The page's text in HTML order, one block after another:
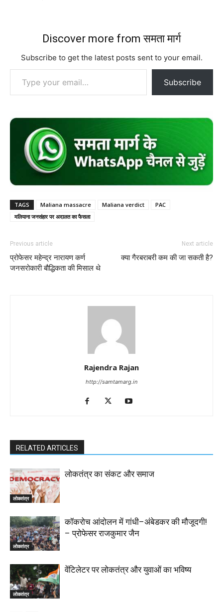
Discover more from समता मार्ग
Subscribe to get the latest posts sent to your email.
Type your email…
Subscribe
TAGS Maliana massacre Maliana verdict
PAC
मलियाना जनसंहार पर अदालत का फैसला
Previous article
प्रोफेसर महेन्द्र नारायण कर्ण
जनसरोकारी बौद्धिकता की मिसाल थे
Next article
क्या गैरबराबरी कम की जा सकती है?
Rajendra Rajan
http://samtamarg.in
RELATED ARTICLES
लोकतंत्र
लोकतंत्र का संकट और समाज
लोकतंत्र
कॉकरोच आंदोलन में गांधी–अंबेडकर की मौजूदगी!
– प्रोफेसर राजकुमार जैन
लोकतंत्र
वेंटिलेटर पर लोकतंत्र और युवाओं का भविष्य